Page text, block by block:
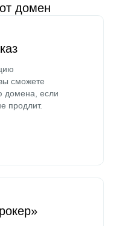
домен
сможете
домена, если
продлит.